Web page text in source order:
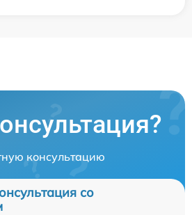
консультацию
со